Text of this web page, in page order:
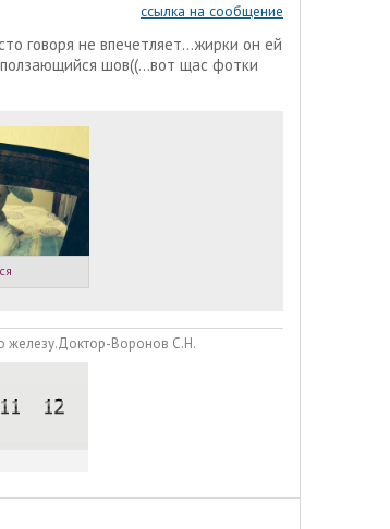
ссылка на сообщение
говоря не впечетляет...жирки он ей
шов((...вот щас фотки
железу.Доктор-Воронов С.Н.